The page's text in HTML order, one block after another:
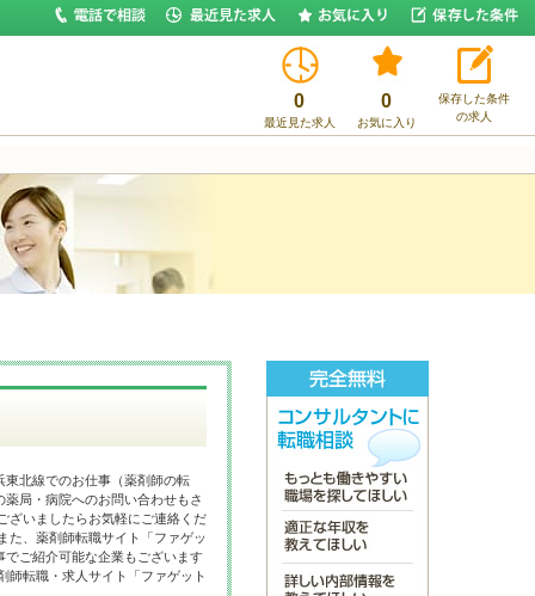
0
最近見た求人
0
お気に入り
保存した条件
の求人
北線でのお仕事（薬剤師の転
局・病院へのお問い合わせもさ
ざいましたらお気軽にご連絡くだ
た、薬剤師転職サイト「ファゲッ
ご紹介可能な企業もございます
師転職・求人サイト「ファゲット